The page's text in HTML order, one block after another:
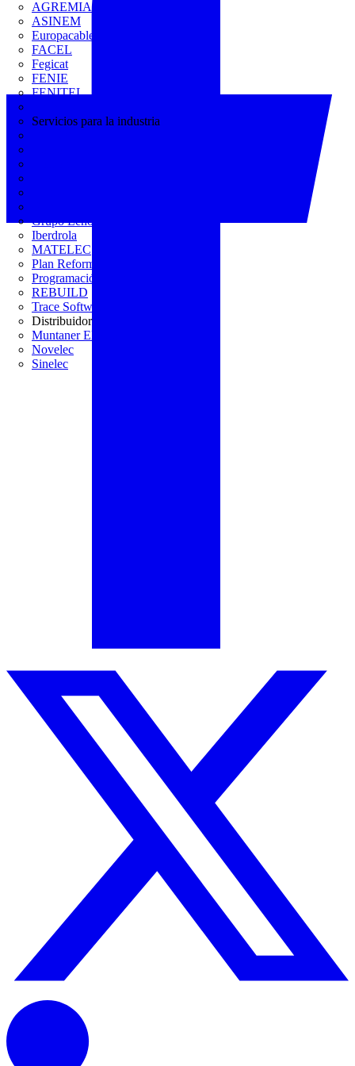
AGREMIA
ASINEM
Europacable
FACEL
Fegicat
FENIE
FENITEL
Servicios para la industria
Grupo Lenor
Iberdrola
MATELEC
Plan Reforma
Programación Integral
REBUILD
Trace Software
Distribuidor
Muntaner Electro
Novelec
Sinelec